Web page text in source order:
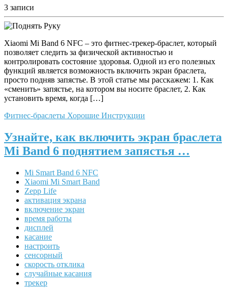
3 записи
Xiaomi Mi Band 6 NFC – это фитнес-трекер-браслет, который
позволяет следить за физической активностью и
контролировать состояние здоровья. Одной из его полезных
функций является возможность включить экран браслета,
просто подняв запястье. В этой статье мы расскажем: 1. Как
«сменить» запястье, на котором вы носите браслет, 2. Как
установить время, когда […]
Фитнес-браслеты Хорошие Инструкции
Узнайте, как включить экран браслета
Mi Band 6 поднятием запястья …
Mi Smart Band 6 NFC
Xiaomi Mi Smart Band
Zepp Life
активация экрана
включение экран
время работы
дисплей
касание
настроить
сенсорный
скорость отклика
случайные касания
трекер